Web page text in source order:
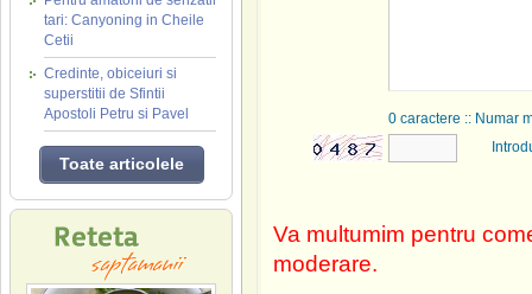
tari: Canyoning in Cheile
Cetii
Credinte, obiceiuri si
superstitii de Sfintii
Apostoli Petru si Pavel
Toate articolele
0 caractere :: Numar
Va multumim pentru
moderare.